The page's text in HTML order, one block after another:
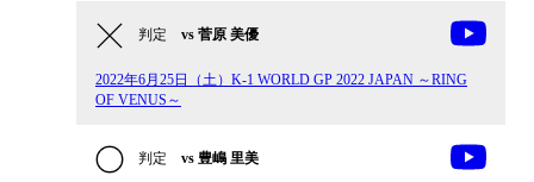
判定 vs 菅原 美優
2022年6月25日（土）K-1 WORLD GP 2022 JAPAN ～RING
OF VENUS～
判定 vs 豊嶋 里美